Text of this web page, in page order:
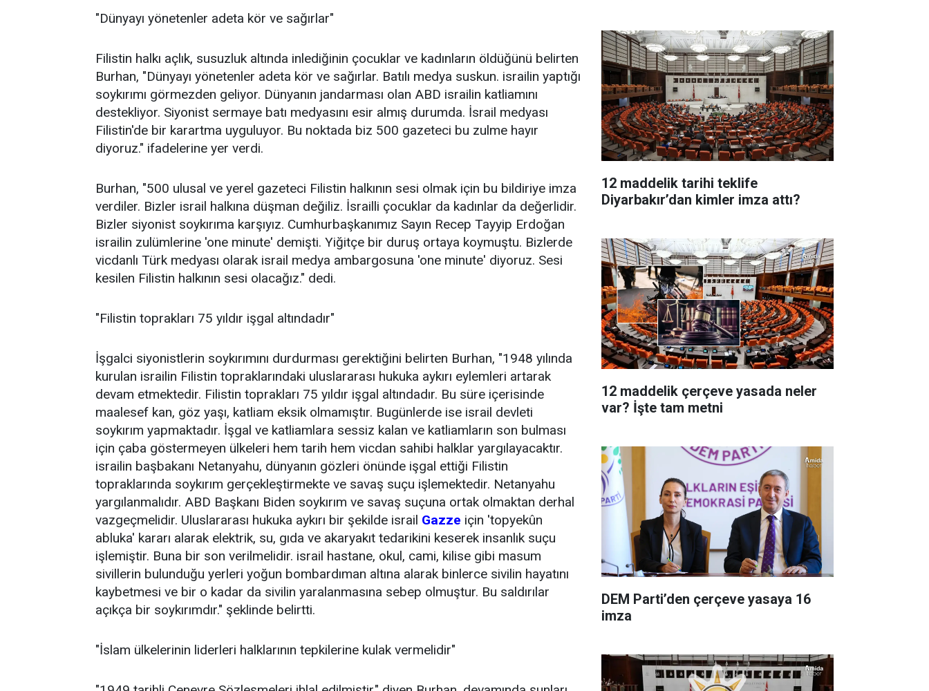
"Dünyayı yönetenler adeta kör ve sağırlar"
Filistin halkı açlık, susuzluk altında inlediğinin çocuklar ve kadınların öldüğünü belirten
Burhan, "Dünyayı yönetenler adeta kör ve sağırlar. Batılı medya suskun. israilin yaptığı
soykırımı görmezden geliyor. Dünyanın jandarması olan ABD israilin katliamını
destekliyor. Siyonist sermaye batı medyasını esir almış durumda. İsrail medyası
Filistin'de bir karartma uyguluyor. Bu noktada biz 500 gazeteci bu zulme hayır
diyoruz." ifadelerine yer verdi.
Burhan, "500 ulusal ve yerel gazeteci Filistin halkının sesi olmak için bu bildiriye imza
verdiler. Bizler israil halkına düşman değiliz. İsrailli çocuklar da kadınlar da değerlidir.
Bizler siyonist soykırıma karşıyız. Cumhurbaşkanımız Sayın Recep Tayyip Erdoğan
israilin zulümlerine 'one minute' demişti. Yiğitçe bir duruş ortaya koymuştu. Bizlerde
vicdanlı Türk medyası olarak israil medya ambargosuna 'one minute' diyoruz. Sesi
kesilen Filistin halkının sesi olacağız." dedi.
"Filistin toprakları 75 yıldır işgal altındadır"
İşgalci siyonistlerin soykırımını durdurması gerektiğini belirten Burhan, "1948 yılında
kurulan israilin Filistin topraklarındaki uluslararası hukuka aykırı eylemleri artarak
devam etmektedir. Filistin toprakları 75 yıldır işgal altındadır. Bu süre içerisinde
maalesef kan, göz yaşı, katliam eksik olmamıştır. Bugünlerde ise israil devleti
soykırım yapmaktadır. İşgal ve katliamlara sessiz kalan ve katliamların son bulması
için çaba göstermeyen ülkeleri hem tarih hem vicdan sahibi halklar yargılayacaktır.
israilin başbakanı Netanyahu, dünyanın gözleri önünde işgal ettiği Filistin
topraklarında soykırım gerçekleştirmekte ve savaş suçu işlemektedir. Netanyahu
yargılanmalıdır. ABD Başkanı Biden soykırım ve savaş suçuna ortak olmaktan derhal
vazgeçmelidir. Uluslararası hukuka aykırı bir şekilde israil Gazze için 'topyekûn
abluka' kararı alarak elektrik, su, gıda ve akaryakıt tedarikini keserek insanlık suçu
işlemiştir. Buna bir son verilmelidir. israil hastane, okul, cami, kilise gibi masum
sivillerin bulunduğu yerleri yoğun bombardıman altına alarak binlerce sivilin hayatını
kaybetmesi ve bir o kadar da sivilin yaralanmasına sebep olmuştur. Bu saldırılar
açıkça bir soykırımdır." şeklinde belirtti.
"İslam ülkelerinin liderleri halklarının tepkilerine kulak vermelidir"
12 maddelik tarihi teklife
Diyarbakır’dan kimler imza attı?
12 maddelik çerçeve yasada neler
var? İşte tam metni
DEM Parti’den çerçeve yasaya 16
imza